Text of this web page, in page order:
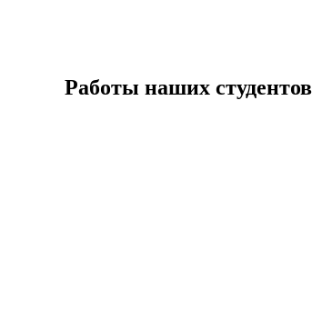
Работы наших студентов